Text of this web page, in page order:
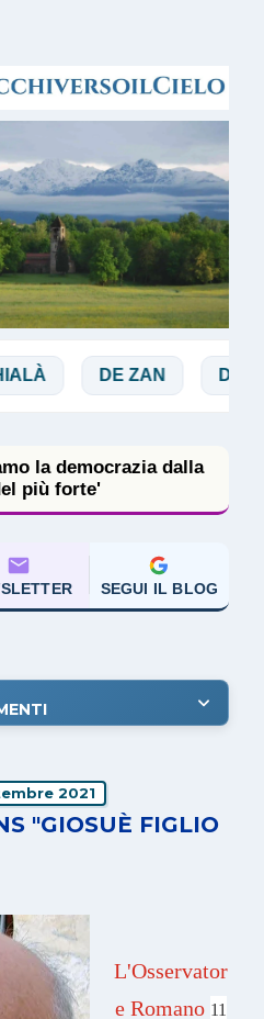
DE ZAN DOGLIO
la democrazia dalla
più forte'
SEGUI IL BLOG
2021
"GIOSUÈ FIGLIO
L'Osservator
e Romano 11